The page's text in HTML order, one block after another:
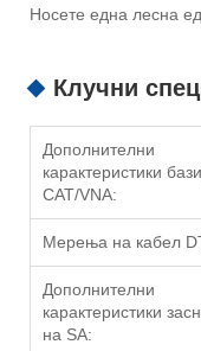
Носете една лесна
Клучни
Дополнителни
карактеристики
CAT/VNA:
Мерења на кабел
Дополнителни
карактеристики
на SA: